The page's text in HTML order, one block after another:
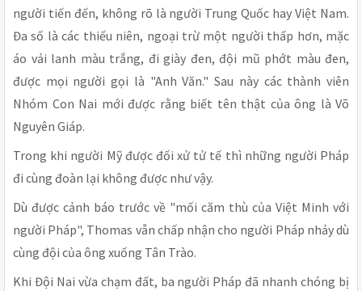
người tiến đến, không rõ là người Trung Quốc hay Việt Nam.
Đa số là các thiếu niên, ngoại trừ một người thấp hơn, mặc
áo vải lanh màu trắng, đi giày đen, đội mũ phớt màu đen,
được mọi người gọi là "Anh Văn." Sau này các thành viên
Nhóm Con Nai mới được rằng biết tên thật của ông là Võ
Nguyên Giáp.
Trong khi người Mỹ được đối xử tử tế thì những người Pháp
đi cùng đoàn lại không được như vậy.
Dù được cảnh báo trước về "mối căm thù của Việt Minh với
người Pháp", Thomas vẫn chấp nhận cho người Pháp nhảy dù
cùng đội của ông xuống Tân Trào.
Khi Đội Nai vừa chạm đất, ba người Pháp đã nhanh chóng bị